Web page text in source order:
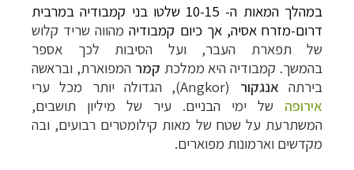
במהלך המאות ה- 10-15 שלטו בני קמבודיה במרבית
דרום-מזרח אסיה, אך כיום קמבודיה מהווה שריד קלוש
של תפארת העבר, ועל הסיבות לכך אספר
בהמשך. קמבודיה היא ממלכת קמר המפוארת, ובראשה
בירתה אנגקור (
Angkor
), הגדולה יותר מכל ערי
אירופה של ימי הבניים. עיר של מיליון תושבים,
המשתרעת על שטח של מאות קילומטרים רבועים, ובה
מקדשים וארמונות מפוארים.